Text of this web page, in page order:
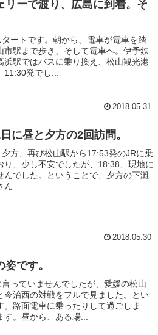
リーで渡り、広島に到着。そ
ートです。朝から、電車が電車を踏
駅まで歩き、そして電車へ。伊予鉄
浜駅ではバスに乗り換え、松山観光港
発でし...
2018.05.31
に昼と夕方の2回訪問。
方、再び松山駅から17:53発のJRに乗
り、少し不安でしたが、18:38、現地に
んでした。ということで、夕方の下灘
...
2018.05.30
です。
っていませんでしたが、愛媛の松山
今治西の対戦をフルで見ました。とい
路面電車に乗ったりして過ごしま
す。昼から、ある場...